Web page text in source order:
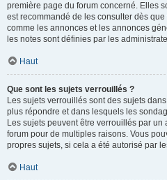
première page du forum concerné. Elles
est recommandé de les consulter dès
comme les annonces et les annonces
les notes sont définies par les
Haut
Que sont les sujets verrouillés ?
Les sujets verrouillés sont des sujets
plus répondre et dans lesquels les
Les sujets peuvent être verrouillés par
forum pour de multiples raisons. Vous
propres sujets, si cela a été autorisé par
Haut